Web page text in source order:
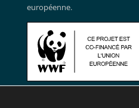
européenne.